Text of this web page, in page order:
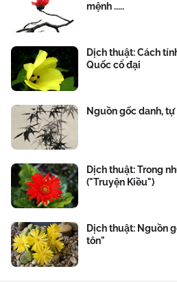
mệnh .....
Dịch thuật: Cách
Quốc cổ đại
Nguồn gốc danh,
Dịch thuật: Trong
("Truyện Kiều")
Dịch thuật: Nguồn
tôn"